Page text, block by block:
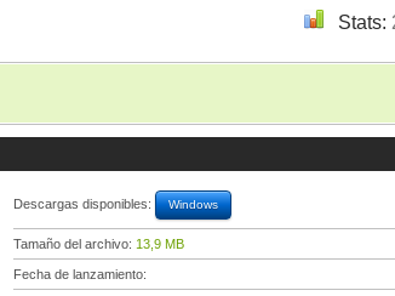
Stats:
Descargas disponibles: Windows
Tamaño del archivo: 13,9 MB
Fecha de lanzamiento: